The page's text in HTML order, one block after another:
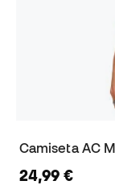
Camiseta AC
24,99 €